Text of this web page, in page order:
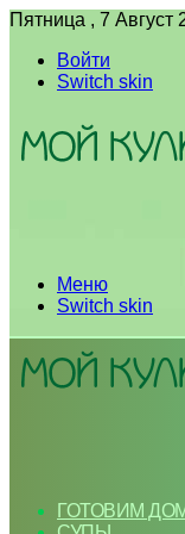
Пятница , 7 Август
Войти
Switch skin
Меню
Switch skin
ГОТОВИМ